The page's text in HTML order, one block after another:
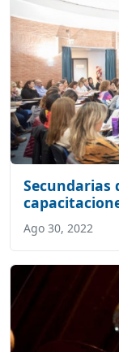
Secundarias
Ago 30, 2022